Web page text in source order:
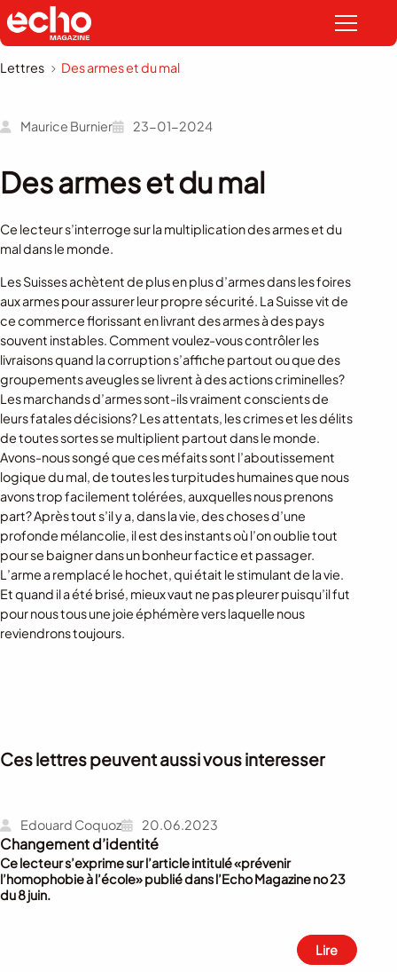
Lettres Des armes et du mal
Maurice Burnier 23-01-2024
Des armes et du mal
Ce lecteur s’interroge sur la multiplication des armes et du
mal dans le monde.
Les Suisses achètent de plus en plus d’armes dans les foires
aux armes pour assurer leur propre sécurité. La Suisse vit de
ce commerce florissant en livrant des armes à des pays
souvent instables. Comment voulez-vous contrôler les
livraisons quand la corruption s’affiche partout ou que des
groupements aveugles se livrent à des actions criminelles?
Les marchands d’armes sont-ils vraiment conscients de
leurs fatales décisions? Les attentats, les crimes et les délits
de toutes sortes se multiplient partout dans le monde.
Avons-nous songé que ces méfaits sont l’aboutissement
logique du mal, de toutes les turpitudes humaines que nous
avons trop facilement tolérées, auxquelles nous prenons
part? Après tout s’il y a, dans la vie, des choses d’une
profonde mélancolie, il est des instants où l’on oublie tout
pour se baigner dans un bonheur factice et passager.
L’arme a remplacé le hochet, qui était le stimulant de la vie.
Et quand il a été brisé, mieux vaut ne pas pleurer puisqu’il fut
pour nous tous une joie éphémère vers laquelle nous
reviendrons toujours.
Ces lettres peuvent aussi vous interesser
Edouard Coquoz 20.06.2023
Changement d’identité
Ce lecteur s’exprime sur l’article intitulé «prévenir
l’homophobie à l’école» publié dans l’Echo Magazine no 23
du 8 juin.
Lire